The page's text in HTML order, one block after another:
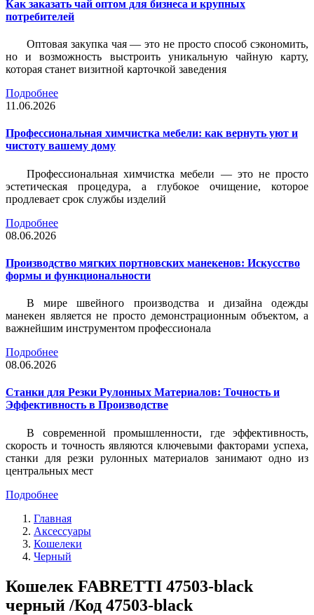
Как заказать чай оптом для бизнеса и крупных
потребителей
Оптовая закупка чая — это не просто способ сэкономить,
но и возможность выстроить уникальную чайную карту,
которая станет визитной карточкой заведения
Подробнее
11.06.2026
Профессиональная химчистка мебели: как вернуть уют и
чистоту вашему дому
Профессиональная химчистка мебели — это не просто
эстетическая процедура, а глубокое очищение, которое
продлевает срок службы изделий
Подробнее
08.06.2026
Производство мягких портновских манекенов: Искусство
формы и функциональности
В мире швейного производства и дизайна одежды
манекен является не просто демонстрационным объектом, а
важнейшим инструментом профессионала
Подробнее
08.06.2026
Станки для Резки Рулонных Материалов: Точность и
Эффективность в Производстве
В современной промышленности, где эффективность,
скорость и точность являются ключевыми факторами успеха,
станки для резки рулонных материалов занимают одно из
центральных мест
Подробнее
Главная
Аксессуары
Кошелеки
Черный
Кошелек FABRETTI 47503-black
черный /Код 47503-black